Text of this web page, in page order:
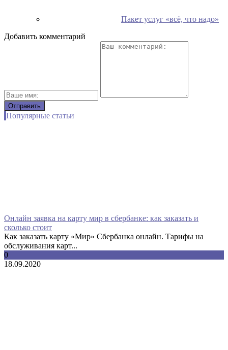
Пакет услуг «всё, что надо»
Добавить комментарий
Популярные статьи
Онлайн заявка на карту мир в сбербанке: как заказать и
сколько стоит
Как заказать карту «Мир» Сбербанка онлайн. Тарифы на
обслуживания карт...
0
18.09.2020